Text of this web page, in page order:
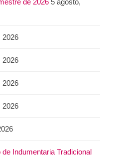
de 2026 5 agosto,
2026
2026
2026
2026
Indumentaria Tradicional